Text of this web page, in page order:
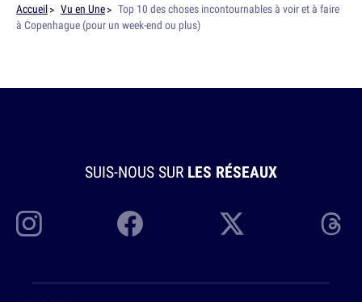
Accueil Vu en Une
Top 10 des choses incontournables à voir et à faire
à Copenhague (pour un week-end ou plus)
SUIS-NOUS SUR LES RÉSEAUX